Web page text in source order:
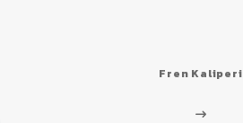
Fren Kaliperi